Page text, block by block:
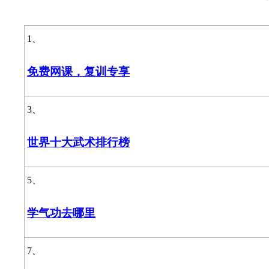
1、
免费网课，复训专享
3、
世界十大武术排行榜
5、
学气功去哪里
7、